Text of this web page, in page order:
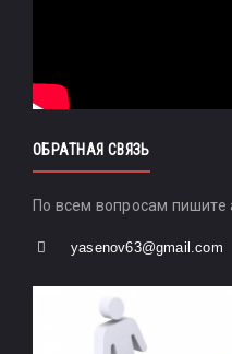
ОБРАТНАЯ СВЯЗЬ
По всем вопросам пишите
yasenov63@gmail.com